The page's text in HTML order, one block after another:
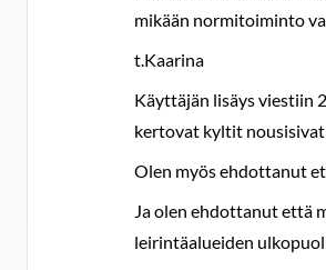
mikään normitoiminto
t.Kaarina
Käyttäjän lisäys viestiin
kertovat kyltit
Olen myös ehdottanut
Ja olen ehdottanut että
leirintäalueiden